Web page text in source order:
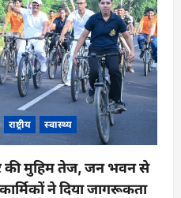
राष्ट्रीय स्वास्थ्य
की मुहिम तेज, जन भवन से
ने दिया जागरूकता